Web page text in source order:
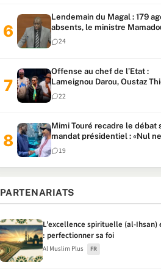
Lendemain du Magal : 179
absents, le ministre
Lamine Dianté exige des
24
Offense au chef de l’Etat :
Lameignou Darou, Oustaz
Ndiaye Touba lourdement
condamnés
22
Mimi Touré recadre le débat
mandat présidentiel : «Nul
faire plus de deux mandats
consécutifs de 5 ans»
19
PARTENARIATS
L’excellence spirituelle (al-Ihsan)
: perfectionner sa foi
Al Muslim Plus FR